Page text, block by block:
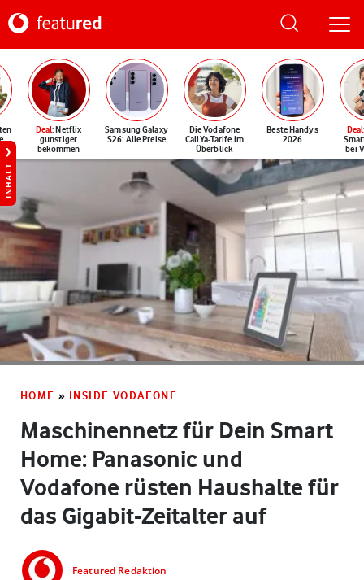
Deal: Netflix
günstiger
bekommen
Samsung Galaxy
S26: Alle Preise
Die Vodafone
CallYa-Tarife im
Überblick
Beste Handys
2026
Deal
bei
INHALT
HOME » INSIDE VODAFONE
Maschinennetz für Dein Smart
Home: Panasonic und
Vodafone rüsten Haushalte für
das Gigabit-Zeitalter auf
Featured Redaktion